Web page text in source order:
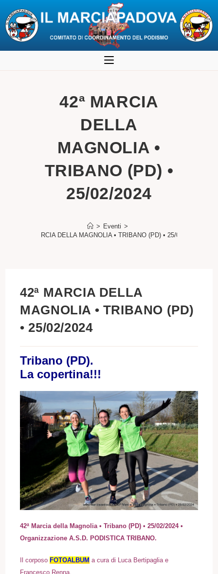
al
42ª MARCIA
DELLA
MAGNOLIA •
TRIBANO (PD) •
25/02/2024
> Eventi >
42ª MARCIA DELLA MAGNOLIA • TRIBANO (PD) • 25/02/2024
42ª MARCIA DELLA
MAGNOLIA • TRIBANO (PD)
• 25/02/2024
Tribano (PD).
La copertina!!!
42ª Marcia della Magnolia • Tribano (PD) • 25/02/2024 •
Organizzazione A.S.D. PODISTICA TRIBANO.
Il corposo FOTOALBUM a cura di Luca Bertipaglia e
Francesco Renna.